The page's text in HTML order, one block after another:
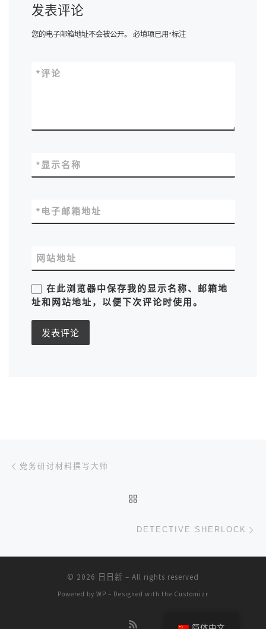
发表评论
您的电子邮箱地址不会被公开。 必填项已用*标注
评论
*
显示名称
*
电子邮箱地址
*
网站地址
在此浏览器中保存我的显示名称、邮箱地
址和网站地址，以便下次评论时使用。
文章导航
党务研讨材料撰写大师
DETECTIVE SHERLOCK
© 2026 日日新 – All rights reserved
Powered by WP – Designed with the Customizr